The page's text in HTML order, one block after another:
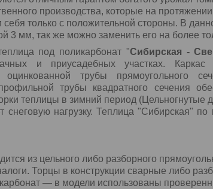
производства, которые на
только с положительной стороны. В
3 мм, так же можно заменить его на более
под поликарбонат "Сибирская -
и приусадебных участках. Каркас
оцинкованной трубы прямоугольного
трубы квадратного сечения
теплицы в зимний период
снеговую нагрузку. Теплица "Сибирская"
из цельного либо разборного
Торцы в конструкции сварные либо
— в модели использованы